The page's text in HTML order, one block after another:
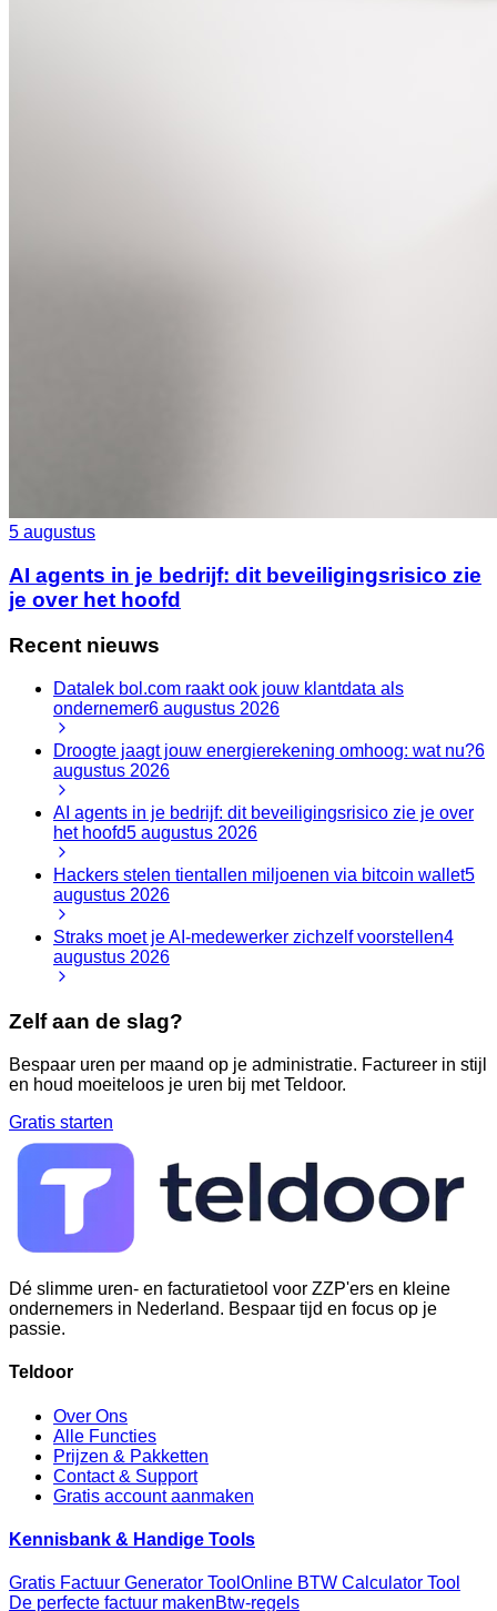
5 augustus
AI agents in je bedrijf: dit beveiligingsrisico zie
je over het hoofd
Recent nieuws
Datalek bol.com raakt ook jouw klantdata als
ondernemer6 augustus 2026
Droogte jaagt jouw energierekening omhoog: wat nu?6
augustus 2026
AI agents in je bedrijf: dit beveiligingsrisico zie je over
het hoofd5 augustus 2026
Hackers stelen tientallen miljoenen via bitcoin wallet5
augustus 2026
Straks moet je AI-medewerker zichzelf voorstellen4
augustus 2026
Zelf aan de slag?
Bespaar uren per maand op je administratie. Factureer in stijl
en houd moeiteloos je uren bij met Teldoor.
Gratis starten
Dé slimme uren- en facturatietool voor ZZP'ers en kleine
ondernemers in Nederland. Bespaar tijd en focus op je
passie.
Teldoor
Over Ons
Alle Functies
Prijzen & Pakketten
Contact & Support
Gratis account aanmaken
Kennisbank & Handige Tools
Gratis Factuur Generator Tool Online BTW Calculator Tool
De perfecte factuur makenBtw-regels